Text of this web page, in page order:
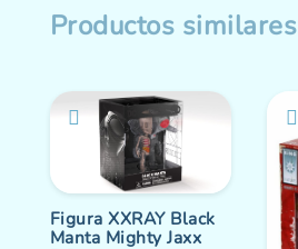
Productos similares
Figura XXRAY Black
Manta Mighty Jaxx